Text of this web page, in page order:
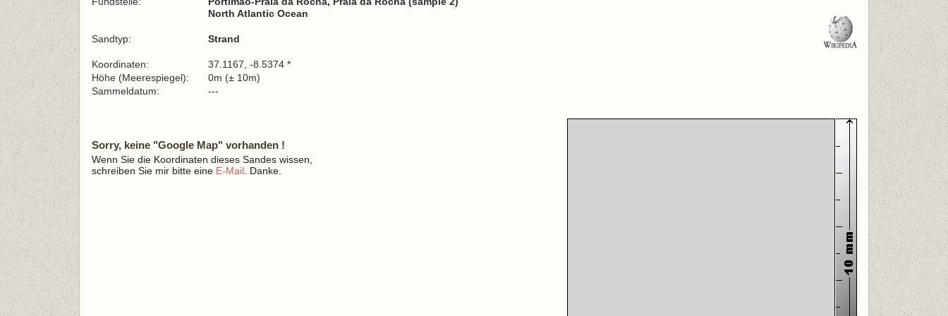
North Atlantic Ocean
Sandtyp: Strand
Koordinaten:
37.1167, -8.5374 *
Höhe (Meerespiegel):
0m (± 10m)
Sammeldatum:
---
Sorry, keine "Google Map" vorhanden !
Wenn Sie die Koordinaten dieses Sandes wissen,
schreiben Sie mir bitte eine E-Mail . Danke.